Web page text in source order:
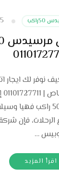
نوفر لك
ايجار اتوبيس مرسيدس 50
الرحلات، فإن
…
اقرأ المزيد